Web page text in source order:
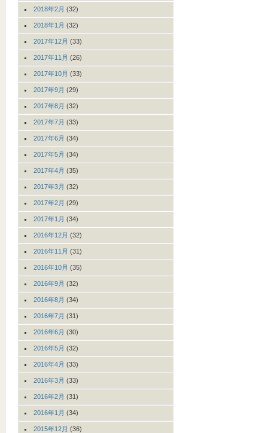
2018年2月 (32)
2018年1月 (32)
2017年12月 (33)
2017年11月 (26)
2017年10月 (33)
2017年9月 (29)
2017年8月 (32)
2017年7月 (33)
2017年6月 (34)
2017年5月 (34)
2017年4月 (35)
2017年3月 (32)
2017年2月 (29)
2017年1月 (34)
2016年12月 (32)
2016年11月 (31)
2016年10月 (35)
2016年9月 (32)
2016年8月 (34)
2016年7月 (31)
2016年6月 (30)
2016年5月 (32)
2016年4月 (33)
2016年3月 (33)
2016年2月 (31)
2016年1月 (34)
2015年12月 (36)